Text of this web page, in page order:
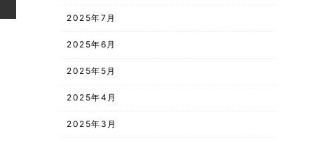
2025年7月
2025年6月
2025年5月
2025年4月
2025年3月